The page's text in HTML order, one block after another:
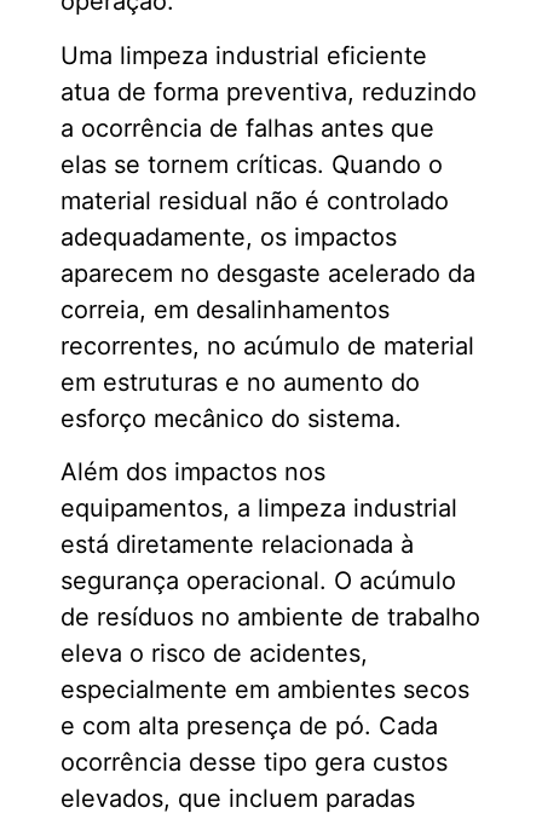
Uma limpeza industrial eficiente
atua de forma preventiva, reduzindo
a ocorrência de falhas antes que
elas se tornem críticas. Quando o
material residual não é controlado
adequadamente, os impactos
aparecem no desgaste acelerado da
correia, em desalinhamentos
recorrentes, no acúmulo de material
em estruturas e no aumento do
esforço mecânico do sistema.
Além dos impactos nos
equipamentos, a limpeza industrial
está diretamente relacionada à
segurança operacional. O acúmulo
de resíduos no ambiente de trabalho
eleva o risco de acidentes,
especialmente em ambientes secos
e com alta presença de pó. Cada
ocorrência desse tipo gera custos
elevados, que incluem paradas